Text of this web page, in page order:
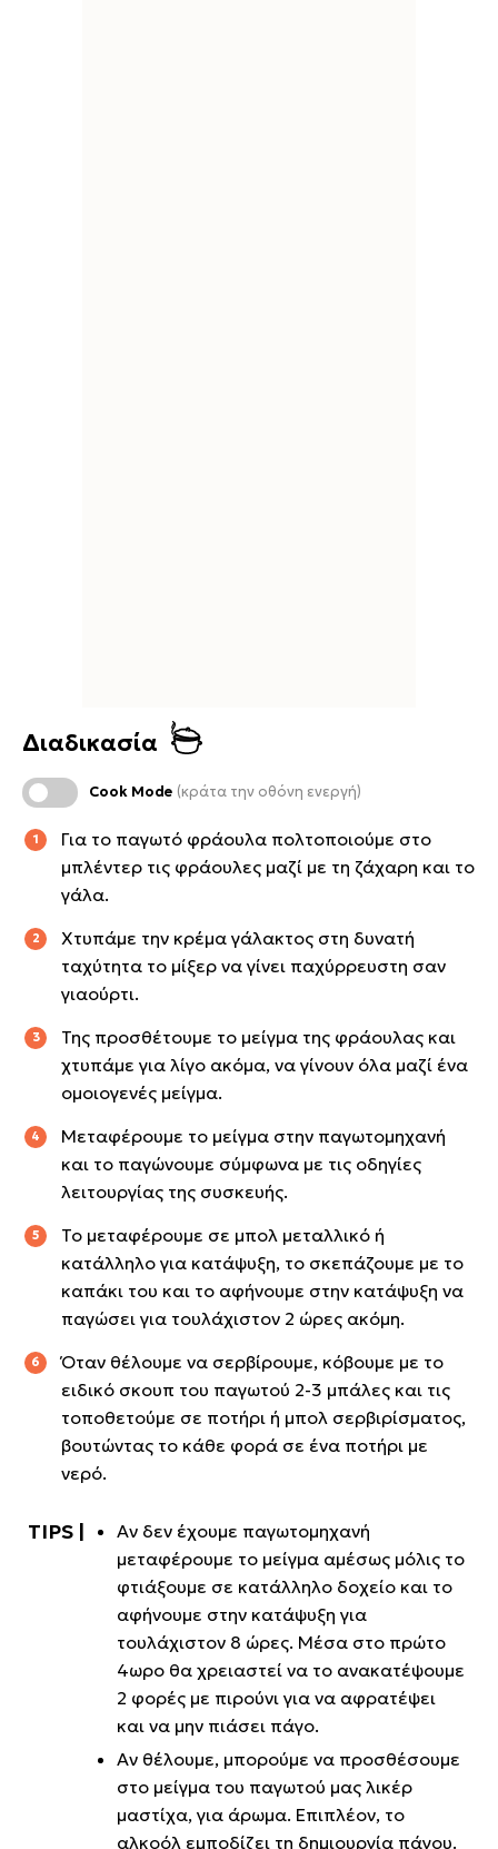
Διαδικασία
Cook Mode (κράτα την οθόνη ενεργή)
Για το παγωτό φράουλα πολτοποιούμε στο
μπλέντερ τις φράουλες μαζί με τη ζάχαρη και το
γάλα.
Χτυπάμε την κρέμα γάλακτος στη δυνατή
ταχύτητα το μίξερ να γίνει παχύρρευστη σαν
γιαούρτι.
Της προσθέτουμε το μείγμα της φράουλας και
χτυπάμε για λίγο ακόμα, να γίνουν όλα μαζί ένα
ομοιογενές μείγμα.
Μεταφέρουμε το μείγμα στην παγωτομηχανή
και το παγώνουμε σύμφωνα με τις οδηγίες
λειτουργίας της συσκευής.
Το μεταφέρουμε σε μπολ μεταλλικό ή
κατάλληλο για κατάψυξη, το σκεπάζουμε με το
καπάκι του και το αφήνουμε στην κατάψυξη να
παγώσει για τουλάχιστον 2 ώρες ακόμη.
Όταν θέλουμε να σερβίρουμε, κόβουμε με το
ειδικό σκουπ του παγωτού 2-3 μπάλες και τις
τοποθετούμε σε ποτήρι ή μπολ σερβιρίσματος,
βουτώντας το κάθε φορά σε ένα ποτήρι με
νερό.
Αν δεν έχουμε παγωτομηχανή
μεταφέρουμε το μείγμα αμέσως μόλις το
φτιάξουμε σε κατάλληλο δοχείο και το
αφήνουμε στην κατάψυξη για
τουλάχιστον 8 ώρες. Μέσα στο πρώτο
4ωρο θα χρειαστεί να το ανακατέψουμε
2 φορές με πιρούνι για να αφρατέψει
και να μην πιάσει πάγο.
Αν θέλουμε, μπορούμε να προσθέσουμε
στο μείγμα του παγωτού μας λικέρ
μαστίχα, για άρωμα. Επιπλέον, το
αλκοόλ εμποδίζει τη δημιουργία πάγου.